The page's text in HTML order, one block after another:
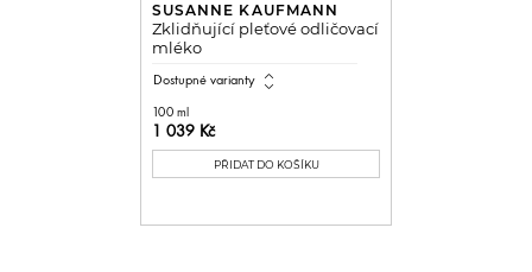
SUSANNE KAUFMANN
Zklidňující pleťové odličovací
mléko
Dostupné varianty expand_all
100 ml
1 039 Kč
PŘIDAT DO KOŠÍKU